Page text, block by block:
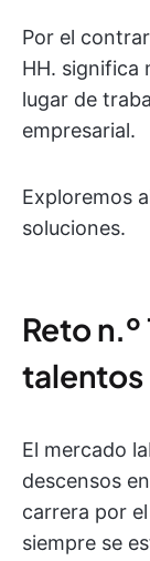
Por el
HH. significa
lugar de
empresarial.
Exploremos
soluciones.
Reto
talentos
El mercado
descensos
carrera por
siempre se